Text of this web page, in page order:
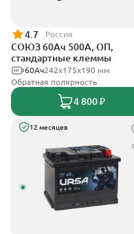
4.7 Россия
СОЮЗ 60Ач 500А, ОП,
стандартные клеммы
242x175x190 мм
60Ач
Обратная полярность
4 800 ₽
12 месяцев